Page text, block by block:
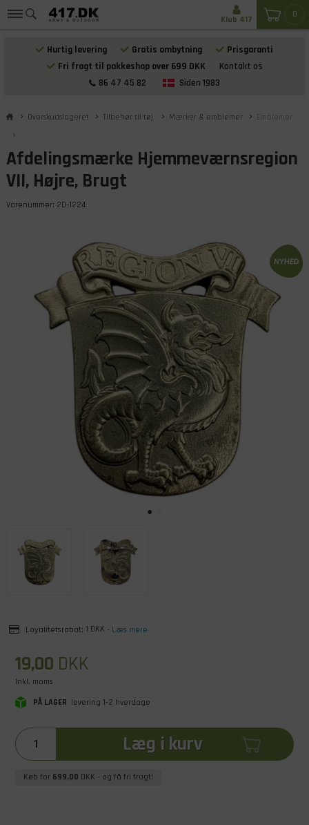
Hurtig levering Gratis ombytning
Prisgaranti
Fri fragt til pakkeshop over 699 DKK
Kontakt os
86 47 45 82
Siden 1983
0
Klub 417
Overskudslageret Tilbehør til tøj Mærker & emblemer Emblemer
Afdelingsmærke Hjemmeværnsregion
VII, Højre, Brugt
Varenummer: 20-1224
Loyalitetsrabat: 1 DKK - Læs mere
19,00 DKK
Inkl. moms
PÅ LAGER levering 1-2 hverdage
Læg i kurv
Køb for 699,00 DKK - og få fri fragt!